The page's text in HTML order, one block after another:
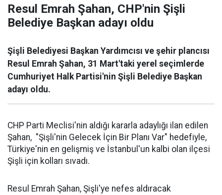
Resul Emrah Şahan, CHP'nin Şişli
Belediye Başkan adayı oldu
Şişli Belediyesi Başkan Yardımcısı ve şehir plancısı
Resul Emrah Şahan, 31 Mart'taki yerel seçimlerde
Cumhuriyet Halk Partisi'nin Şişli Belediye Başkan
adayı oldu.
CHP Parti Meclisi'nin aldığı kararla adaylığı ilan edilen
Şahan, "Şişli'nin Gelecek İçin Bir Planı Var" hedefiyle,
Türkiye'nin en gelişmiş ve İstanbul'un kalbi olan ilçesi
Şişli için kolları sıvadı.
Resul Emrah Şahan, Şişli'ye nefes aldıracak